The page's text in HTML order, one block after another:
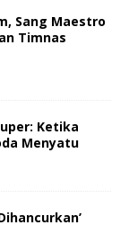
Sang Maestro
Timnas
Ketika
Menyatu